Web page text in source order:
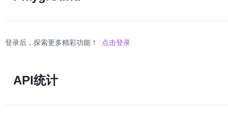
登录后，探索更多精彩功能！ 点击登录
API统计